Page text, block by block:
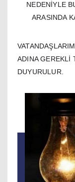
NEDENİYLE
ARASINDA
ADINA GEREKLİ
DUYURULUR.